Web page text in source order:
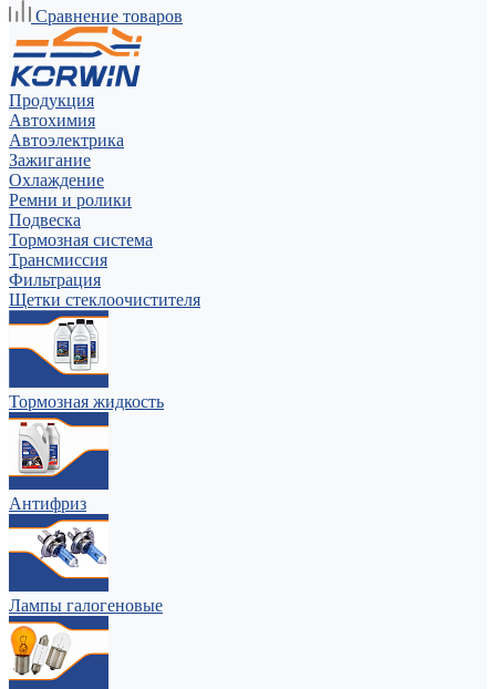
Сравнение товаров
Продукция
Автохимия
Автоэлектрика
Зажигание
Охлаждение
Ремни и ролики
Подвеска
Тормозная система
Трансмиссия
Фильтрация
Щетки стеклоочистителя
Тормозная жидкость
Антифриз
Лампы галогеновые